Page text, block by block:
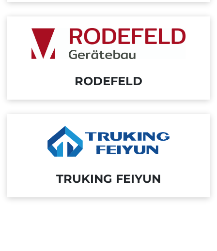
RODEFELD
TRUKING FEIYUN